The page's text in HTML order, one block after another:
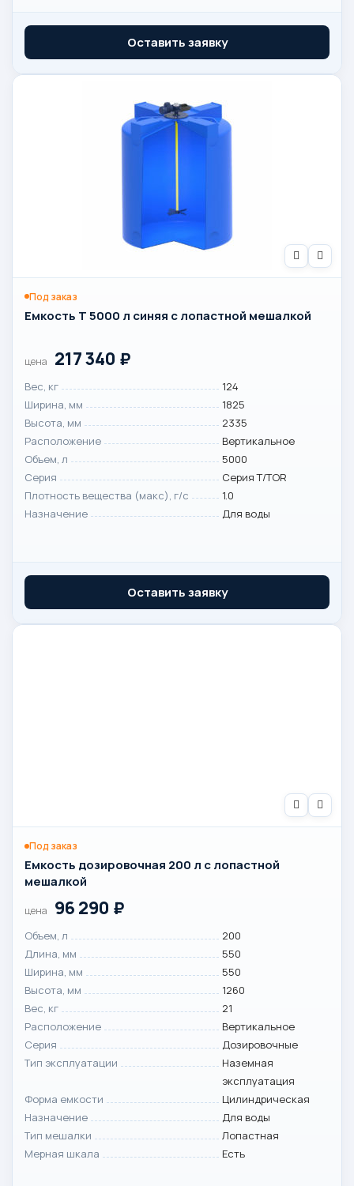
Оставить заявку
Под заказ
Емкость T 5000 л синяя с лопастной мешалкой
цена 217 340 ₽
Вес, кг
124
Ширина, мм
1825
Высота, мм
2335
Расположение
Вертикальное
Объем, л
5000
Серия
Серия T/TOR
Плотность вещества (макс), г/с
1.0
Назначение
Для воды
Оставить заявку
Под заказ
Емкость дозировочная 200 л с лопастной
мешалкой
цена 96 290 ₽
Объем, л
200
Длина, мм
550
Ширина, мм
550
Высота, мм
1260
Вес, кг
21
Расположение
Вертикальное
Серия
Дозировочные
Тип эксплуатации
Наземная
эксплуатация
Форма емкости
Цилиндрическая
Назначение
Для воды
Тип мешалки
Лопастная
Мерная шкала
Есть